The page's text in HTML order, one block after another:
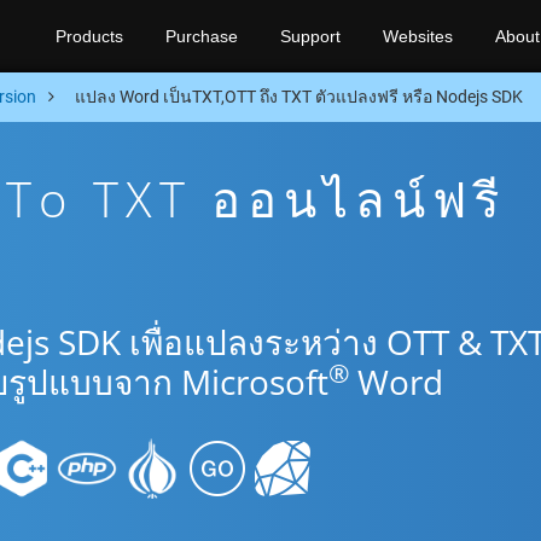
Products Purchase Support Websites About
แปลง Word เป็นTXT,OTT ถึง TXT ตัวแปลงฟรี หรือ Nodejs SDK
TXT ออนไลน์ฟรี
SDK เพื่อแปลงระหว่าง OTT &
ปแบบจาก Microsoft® Word